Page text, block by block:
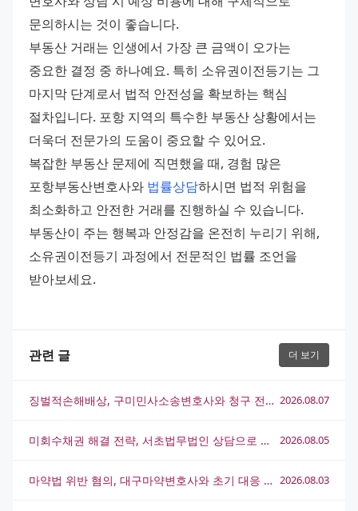
문의하시는 것이 좋습니다.
부동산 거래는 인생에서 가장 큰 금액이 오가는
중요한 결정 중 하나예요. 특히 소유권이전등기는 그
마지막 단계로서 법적 안전성을 확보하는 핵심
절차입니다. 포항 지역의 특수한 부동산 상황에서는
더욱더 전문가의 도움이 중요할 수 있어요.
복잡한 부동산 문제에 직면했을 때, 경험 많은
포항부동산변호사와 법률상담하시면 법적 위험을
최소화하고 안전한 거래를 진행하실 수 있습니다.
부동산이 주는 행복과 안정감을 온전히 누리기 위해,
소유권이전등기 과정에서 전문적인 법률 조언을
받아보세요.
관련 글 더 보기
징벌적손해배상, 구미민사소송변호사와 청구 전략 완전 정리 2026.08.07
미회수채권 해결 전략, 서초법무법인 상담으로 실마리를 찾는 방법 2026.08.05
마약법 위반 혐의, 대구마약변호사와 초기 대응 전략 총정리 2026.08.03